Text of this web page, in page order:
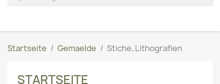
Startseite Gemaelde Stiche, Lithografien
STARTSEITE